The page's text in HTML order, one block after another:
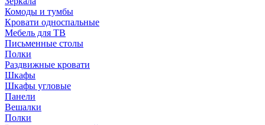
Комоды и тумбы
Кровати односпальные
Мебель для ТВ
Письменные столы
Полки
Раздвижные кровати
Шкафы
Шкафы угловые
Панели
Вешалки
Полки